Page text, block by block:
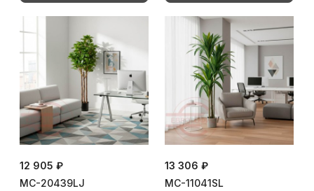
12 905 ₽
MC-20439LJ
13 306 ₽
MC-11041SL